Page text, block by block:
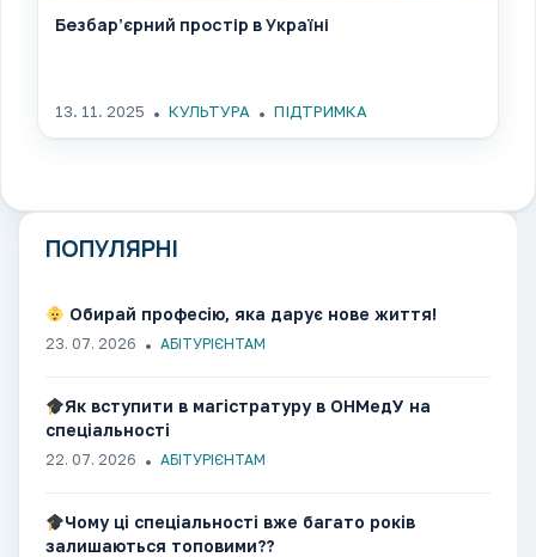
Безбар’єрний простір в Україні
13. 11. 2025 КУЛЬТУРА ПІДТРИМКА
ПОПУЛЯРНІ
Обирай професію, яка дарує нове життя!
23. 07. 2026 АБІТУРІЄНТАМ
Як вступити в магістратуру в ОНМедУ на
спеціальності
22. 07. 2026 АБІТУРІЄНТАМ
Чому ці спеціальності вже багато років
залишаються топовими??